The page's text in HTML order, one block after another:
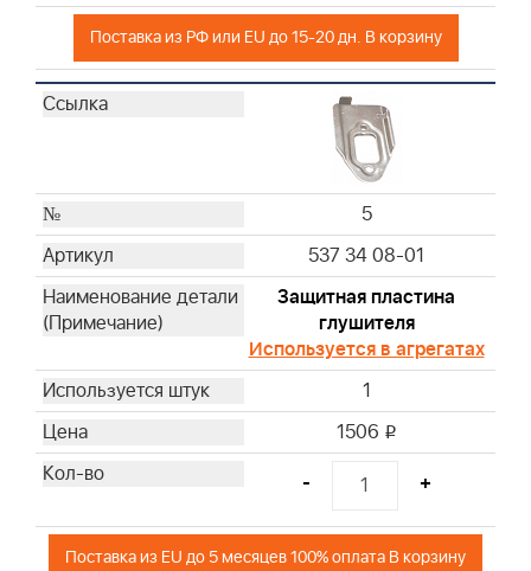
Поставка из РФ или EU до 15-20 дн. В корзину
5
537 34 08-01
Защитная пластина
глушителя
Используется в агрегатах
1
1506 i
- +
Поставка из EU до 5 месяцев 100% оплата В корзину